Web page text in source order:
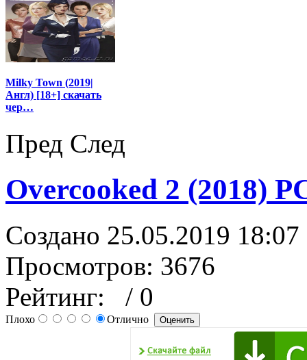
Milky Town (2019|
Англ) [18+] скачать
чер…
Пред След
Overcooked 2 (2018)
Создано 25.05.2019 18:07
Просмотров: 3676
Рейтинг:
/ 0
Плохо Отлично